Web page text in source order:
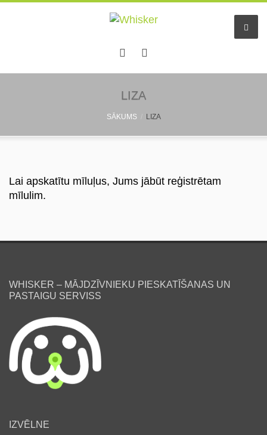
lv
LIZA
SĀKUMS LIZA
Lai apskatītu mīluļus, Jums jābūt reģistrētam
mīlulim.
WHISKER – MĀJDZĪVNIEKU PIESKATĪŠANAS UN
PASTAIGU SERVISS
IZVĒLNE